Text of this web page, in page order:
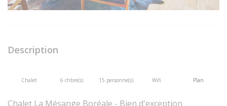
Description
Chalet 6 chbre(s) 15 personne(s) Wifi Plan
Chalet La Mésange Boréale - Bien d'exception